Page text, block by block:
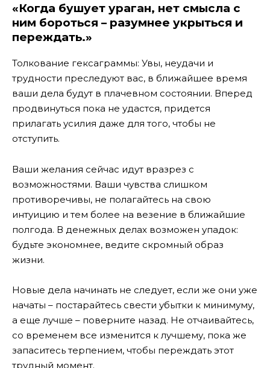
«Когда бушует ураган, нет смысла с
ним бороться – разумнее укрыться и
переждать.»
Толкование гексаграммы: Увы, неудачи и
трудности преследуют вас, в ближайшее время
ваши дела будут в плачевном состоянии. Вперед
продвинуться пока не удастся, придется
прилагать усилия даже для того, чтобы не
отступить.
Ваши желания сейчас идут вразрез с
возможностями. Ваши чувства слишком
противоречивы, не полагайтесь на свою
интуицию и тем более на везение в ближайшие
полгода. В денежных делах возможен упадок:
будьте экономнее, ведите скромный образ
жизни.
Новые дела начинать не следует, если же они уже
начаты – постарайтесь свести убытки к минимуму,
а еще лучше – поверните назад. Не отчаивайтесь,
со временем все изменится к лучшему, пока же
запаситесь терпением, чтобы переждать этот
трудный момент.